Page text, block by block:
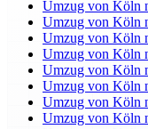
Umzug von Köln
Umzug von Köln
Umzug von Köln
Umzug von Köln
Umzug von Köln
Umzug von Köln
Umzug von Köln
Umzug von Köln